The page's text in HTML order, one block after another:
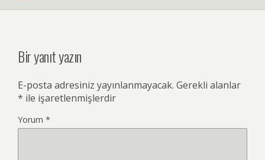
Bir yanıt yazın
E-posta adresiniz yayınlanmayacak. Gerekli alanlar
* ile işaretlenmişlerdir
Yorum *